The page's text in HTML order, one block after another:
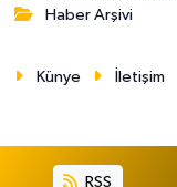
Haber Arşivi
Künye İletişim
RSS